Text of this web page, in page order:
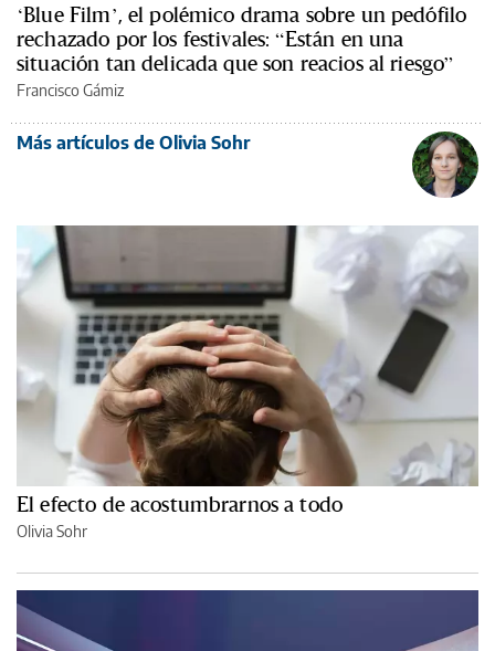
‘Blue Film’, el polémico drama sobre un pedófilo
rechazado por los festivales: “Están en una
situación tan delicada que son reacios al riesgo”
Francisco Gámiz
Más artículos de Olivia Sohr
El efecto de acostumbrarnos a todo
Olivia Sohr